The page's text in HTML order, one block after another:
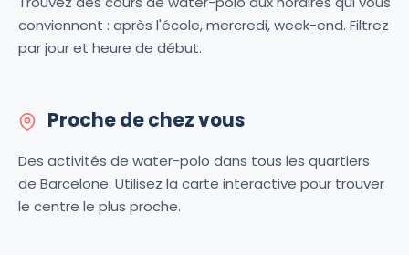
conviennent : après l'école, mercredi, week-end. Filtrez
par jour et heure de début.
Proche de chez vous
Des activités de water-polo dans tous les quartiers
de Barcelone. Utilisez la carte interactive pour trouver
le centre le plus proche.